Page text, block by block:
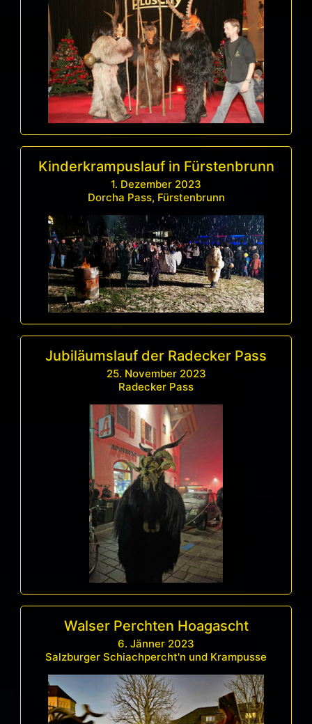
Kinderkrampuslauf in Fürstenbrunn
1. Dezember 2023
Dorcha Pass, Fürstenbrunn
Jubiläumslauf der Radecker Pass
25. November 2023
Radecker Pass
Walser Perchten Hoagascht
6. Jänner 2023
Salzburger Schiachpercht'n und Krampusse